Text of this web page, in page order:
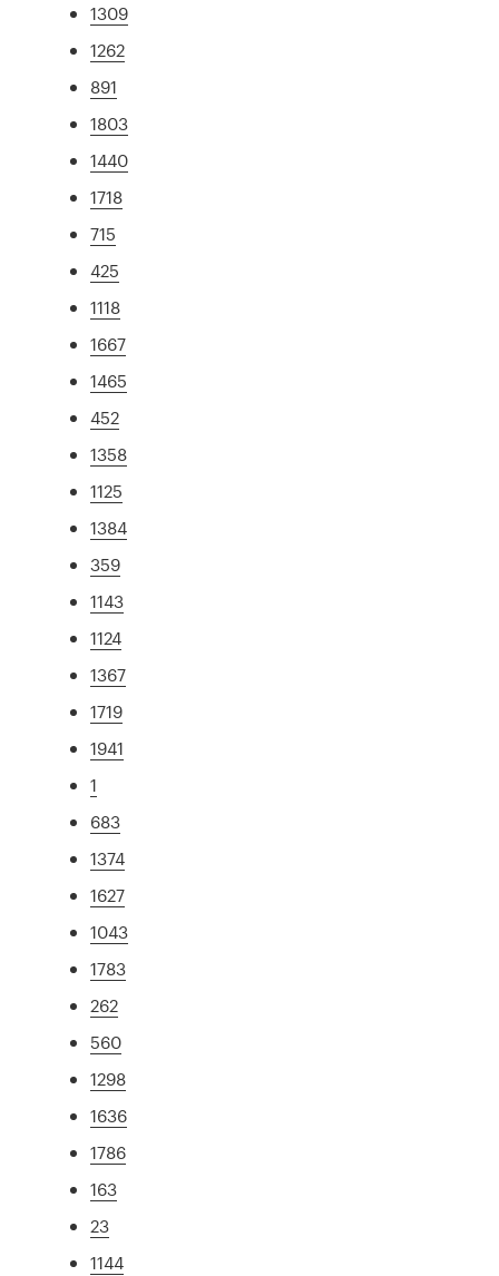
1309
1262
891
1803
1440
1718
715
425
1118
1667
1465
452
1358
1125
1384
359
1143
1124
1367
1719
1941
1
683
1374
1627
1043
1783
262
560
1298
1636
1786
163
23
1144